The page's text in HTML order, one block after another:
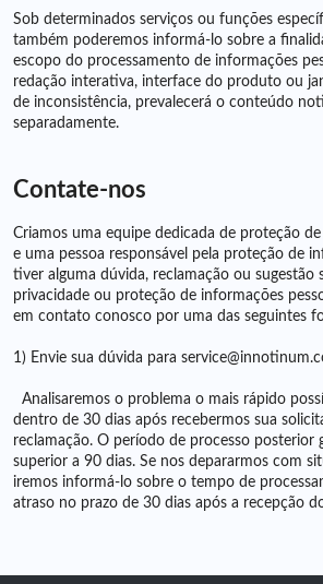
Sob determinados serviços ou funções
também poderemos informá-lo sobre a
escopo do processamento de informações
redação interativa, interface do produto ou
de inconsistência, prevalecerá o conteúdo
separadamente.
Contate-nos
Criamos uma equipe dedicada de proteção
e uma pessoa responsável pela proteção de
tiver alguma dúvida, reclamação ou sugestão
privacidade ou proteção de informações
em contato conosco por uma das seguintes
1) Envie sua dúvida para
Analisaremos o problema o mais rápido
dentro de 30 dias após recebermos sua
reclamação. O período de processo posterior
superior a 90 dias. Se nos depararmos com
iremos informá-lo sobre o tempo de
atraso no prazo de 30 dias após a recepção